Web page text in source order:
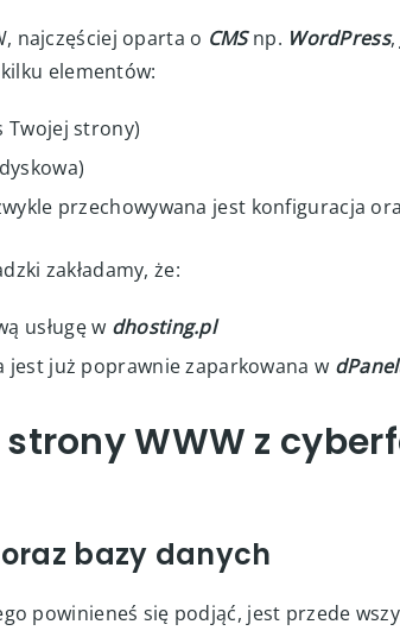
do
najczęściej oparta o
elementów:
przechowywana jest konfiguracja
zakładamy, że:
usługę wdhosting.pl
już poprawnie zaparkowana w
WWW z